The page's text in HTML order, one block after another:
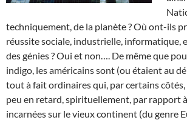
techniquement, de la planète ? Où ont-ils
réussite sociale, industrielle, informatique,
des génies ? Oui et non…. De même que
indigo, les américains sont (ou étaient au
tout à fait ordinaires qui, par certains
peu en retard, spirituellement, par rapport
incarnées sur le vieux continent (du genre